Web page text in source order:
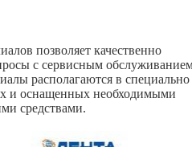
позволяет качественно
с сервисным
располагаются в специально
и оснащенных необходимыми
средствами.